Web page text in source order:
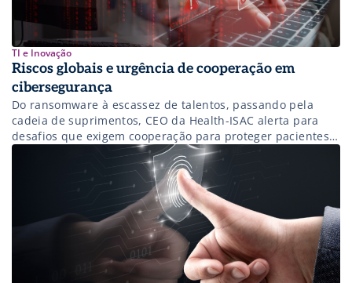
TI e Inovação
Riscos globais e urgência de cooperação em
cibersegurança
Do ransomware à escassez de talentos, passando pela
cadeia de suprimentos, CEO da Health-ISAC alerta para
desafios que exigem cooperação para proteger pacientes e